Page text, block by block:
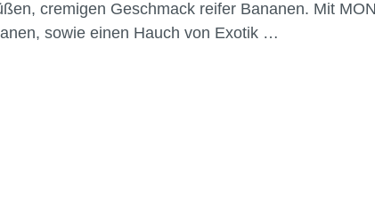
cremigen Geschmack reifer Bananen. Mit
sowie einen Hauch von Exotik …